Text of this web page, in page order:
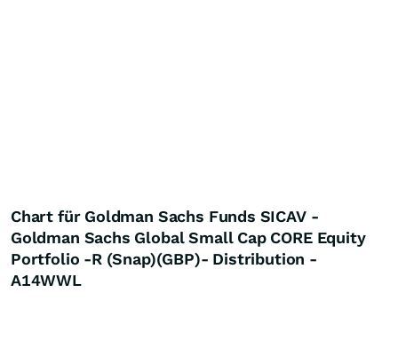
Chart für Goldman Sachs Funds SICAV -
Goldman Sachs Global Small Cap CORE Equity
Portfolio -R (Snap)(GBP)- Distribution -
A14WWL